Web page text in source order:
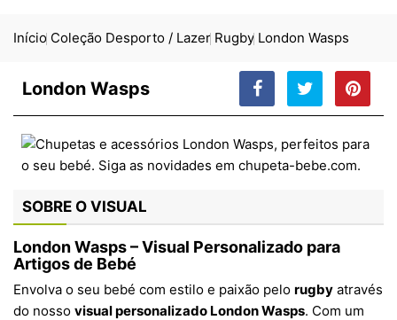
Início Coleção Desporto / Lazer Rugby London Wasps
London Wasps
SOBRE O VISUAL
London Wasps – Visual Personalizado para
Artigos de Bebé
Envolva o seu bebé com estilo e paixão pelo rugby através
do nosso visual personalizado London Wasps. Com um